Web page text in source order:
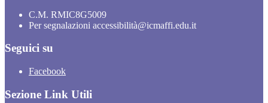
C.M. RMIC8G5009
Per segnalazioni accessibilità@icmaffi.edu.it
Seguici su
Facebook
Sezione Link Utili